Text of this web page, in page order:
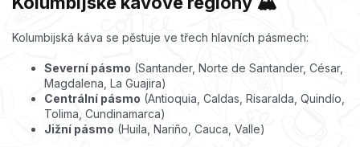
Kolumbijská káva se pěstuje ve třech hlavních pásmech:
Severní pásmo (Santander, Norte de Santander, César,
Magdalena, La Guajira)
Centrální pásmo (Antioquia, Caldas, Risaralda, Quindío,
Tolima, Cundinamarca)
Jižní pásmo (Huila, Nariño, Cauca, Valle)